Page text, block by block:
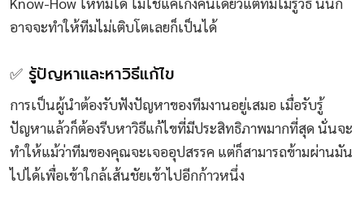
อาจจะทำให้ทีมไม่เติบโตเลยก็เป็นได้
✅ รู้ปัญหาและหาวิธีแก้ไข
การเป็นผู้นำต้องรับฟังปัญหาของทีมงานอยู่เสมอ เมื่อรับรู้
ปัญหาแล้วก็ต้องรีบหาวิธีแก้ไขที่มีประสิทธิภาพมากที่สุด นั่นจะ
ทำให้แม้ว่าทีมของคุณจะเจออุปสรรค แต่ก็สามารถข้ามผ่านมัน
ไปได้เพื่อเข้าใกล้เส้นชัยเข้าไปอีกก้าวหนึ่ง